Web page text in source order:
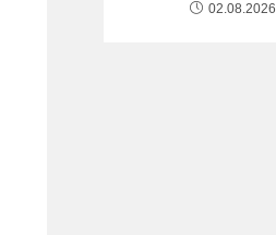
02.08.2026